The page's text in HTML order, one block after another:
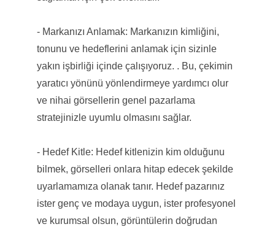
- Markanızı Anlamak: Markanızın kimliğini,
tonunu ve hedeflerini anlamak için sizinle
yakın işbirliği içinde çalışıyoruz. . Bu, çekimin
yaratıcı yönünü yönlendirmeye yardımcı olur
ve nihai görsellerin genel pazarlama
stratejinizle uyumlu olmasını sağlar.
- Hedef Kitle: Hedef kitlenizin kim olduğunu
bilmek, görselleri onlara hitap edecek şekilde
uyarlamamıza olanak tanır. Hedef pazarınız
ister genç ve modaya uygun, ister profesyonel
ve kurumsal olsun, görüntülerin doğrudan